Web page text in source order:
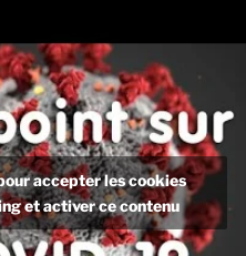
accepter les cookies
et activer ce contenu